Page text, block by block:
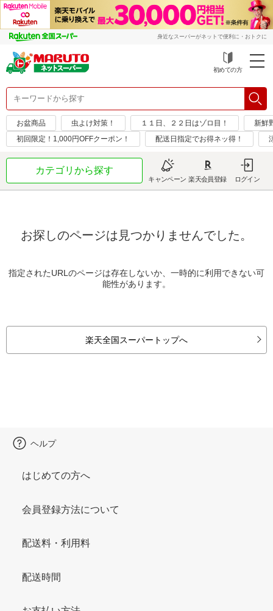
身近なスーパーがネットで便利に・おトクに
初めての方
お盆商品 虫よけ対策！ １１日、２２日はゾロ目！
新鮮
初回限定！1,000円OFFクーポン！
配送日指定でお得ネッ得！
カテゴリから探す
キャンペーン 楽天会員登録 ログイン
お探しのページは見つかりませんでした。
指定されたURLのページは存在しないか、一時的に利用できない可
能性があります。
楽天全国スーパートップへ
ヘルプ
はじめての方へ
会員登録方法について
配送料・利用料
配送時間